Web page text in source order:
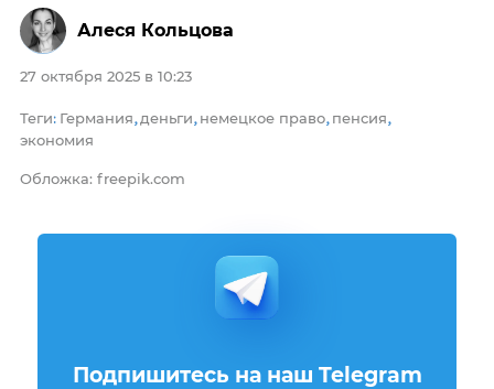
27 октября 2025 в 10:23
Теги: Германия, деньги, немецкое право, пенсия,
экономия
Обложка: freepik.com
Алеся Кольцова
Подпишитесь на наш Telegram